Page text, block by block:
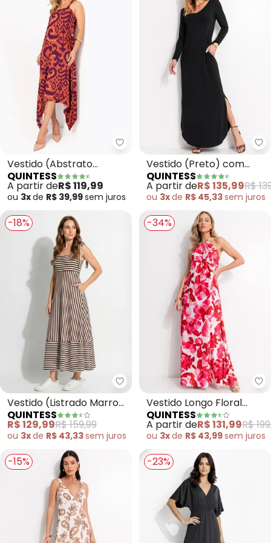
Quintess - Vestido (Abstrato
Vestido (Abstrato
Laranja) em Malha de
Viscose
QUINTESS
A partir deR$ 119,99
ou 3xde R$ 39,99sem juros
Vestido (Preto) com
Fendas nas Laterais
QUINTESS
A partir deR$ 135,99R$
ou 3xde R$ 45,33sem juros
-18%
Quintess - Vestido (Listrado
Vestido (Listrado Marrom
e Branco) em Canelado
QUINTESS
R$ 129,99R$ 159,99
ou 3xde R$ 43,33sem juros
-34%
Vestido Longo Floral
Soltinho com Decote
Halter e Amarração
QUINTESS
A partir deR$ 131,99R$
ou 3xde R$ 43,99sem juros
-15% -23%